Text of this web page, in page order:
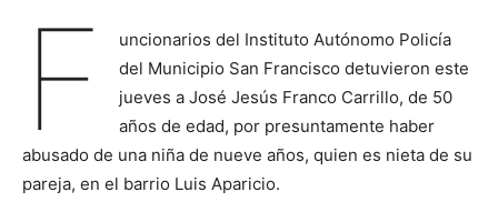
F
uncionarios del Instituto Autónomo Policía
del Municipio San Francisco detuvieron este
jueves a José Jesús Franco Carrillo, de 50
años de edad, por presuntamente haber
abusado de una niña de nueve años, quien es nieta de su
pareja, en el barrio Luis Aparicio.